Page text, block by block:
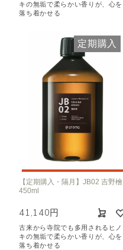
キの無垢で柔らかい香りが、心を
落ち着かせる
定期購入
【定期購入・隔月】JB02 吉野檜
450ml
41,140円
古来から寺院でも多用されるヒノ
キの無垢で柔らかい香りが、心を
落ち着かせる